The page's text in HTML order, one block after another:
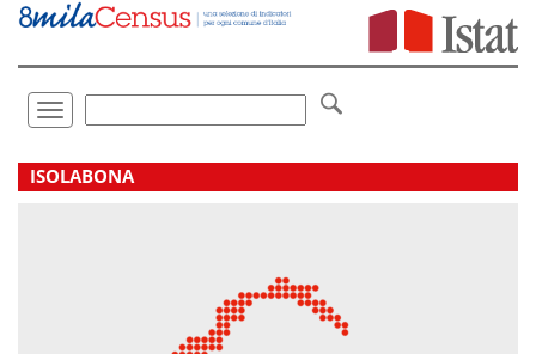
Vai
direttamente
Toggle
navigation
.
ISOLABONA